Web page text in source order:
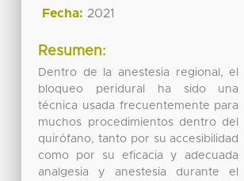
Fecha: 2021
Resumen:
Dentro de la anestesia regional, el
bloqueo peridural ha sido una
técnica usada frecuentemente para
muchos procedimientos dentro del
quirófano, tanto por su accesibilidad
como por su eficacia y adecuada
analgesia y anestesia durante el